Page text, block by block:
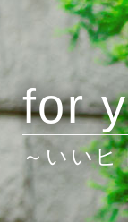
for
～いい